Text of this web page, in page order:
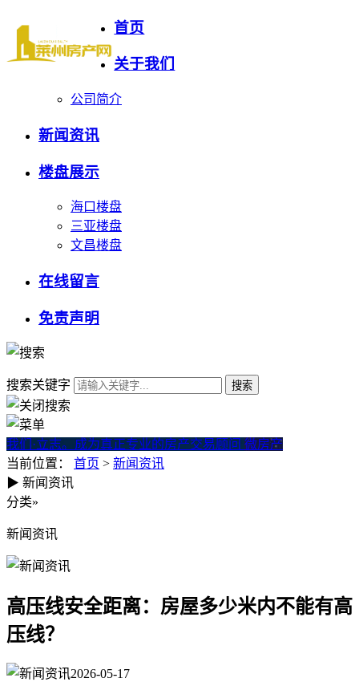
首页
关于我们
公司简介
新闻资讯
楼盘展示
海口楼盘
三亚楼盘
文昌楼盘
在线留言
免责声明
搜索关键字
我们·立志。成为真正专业的房产交易顾问 微房产
当前位置： 首页 > 新闻资讯
高压线安全距离：房屋多少米
▶ 新闻资讯
分类»
新闻资讯
高压线安全距离：房屋多少米内不能有高
压线？
2026-05-17